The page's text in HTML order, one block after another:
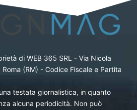
di WEB 365 SRL - Via Nicola
(RM) - Codice Fiscale e Partita
testata giornalistica, in quanto
alcuna periodicità. Non può